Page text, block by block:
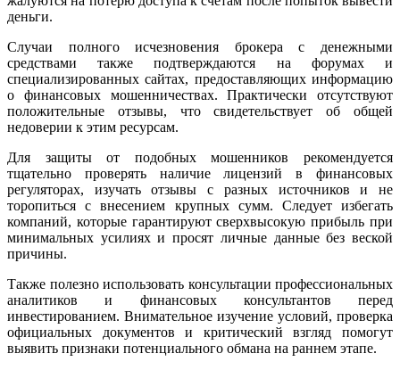
деньги.
Случаи полного исчезновения брокера с денежными
средствами также подтверждаются на форумах и
специализированных сайтах, предоставляющих информацию
о финансовых мошенничествах. Практически отсутствуют
положительные отзывы, что свидетельствует об общей
недоверии к этим ресурсам.
Для защиты от подобных мошенников рекомендуется
тщательно проверять наличие лицензий в финансовых
регуляторах, изучать отзывы с разных источников и не
торопиться с внесением крупных сумм. Следует избегать
компаний, которые гарантируют сверхвысокую прибыль при
минимальных усилиях и просят личные данные без веской
причины.
Также полезно использовать консультации профессиональных
аналитиков и финансовых консультантов перед
инвестированием. Внимательное изучение условий, проверка
официальных документов и критический взгляд помогут
выявить признаки потенциального обмана на раннем этапе.